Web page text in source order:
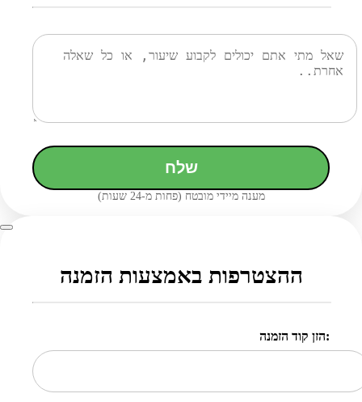
שלח
מענה מיידי מובטח (פחות מ-24 שעות)
ההצטרפות באמצעות הזמנה
הזן קוד הזמנה: